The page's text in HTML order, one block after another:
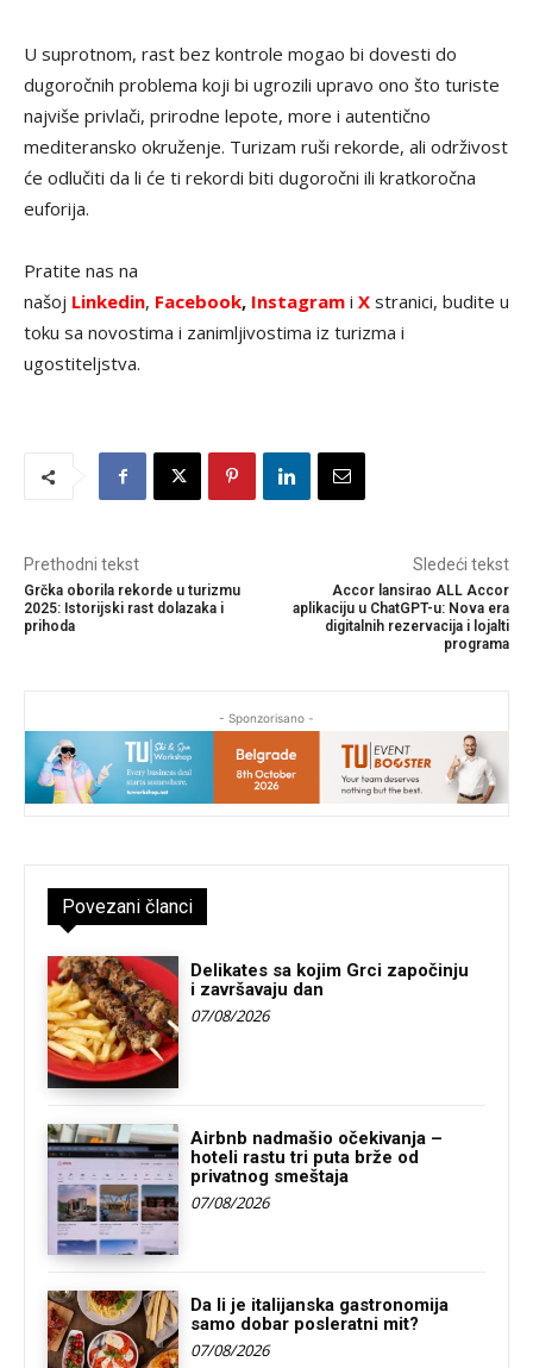
U suprotnom, rast bez kontrole mogao bi dovesti do
dugoročnih problema koji bi ugrozili upravo ono što turiste
najviše privlači, prirodne lepote, more i autentično
mediteransko okruženje. Turizam ruši rekorde, ali održivost
će odlučiti da li će ti rekordi biti dugoročni ili kratkoročna
euforija.
Pratite nas na
našoj Linkedin, Facebook, Instagram i X stranici, budite u
toku sa novostima i zanimljivostima iz turizma i
ugostiteljstva.
Prethodni tekst
Grčka oborila rekorde u turizmu
2025: Istorijski rast dolazaka i
prihoda
Sledeći tekst
Accor lansirao ALL Accor
aplikaciju u ChatGPT-u: Nova era
digitalnih rezervacija i lojalti
programa
- Sponzorisano -
Povezani članci
Delikates sa kojim Grci započinju
i završavaju dan
07/08/2026
Airbnb nadmašio očekivanja –
hoteli rastu tri puta brže od
privatnog smeštaja
07/08/2026
Da li je italijanska gastronomija
samo dobar posleratni mit?
07/08/2026